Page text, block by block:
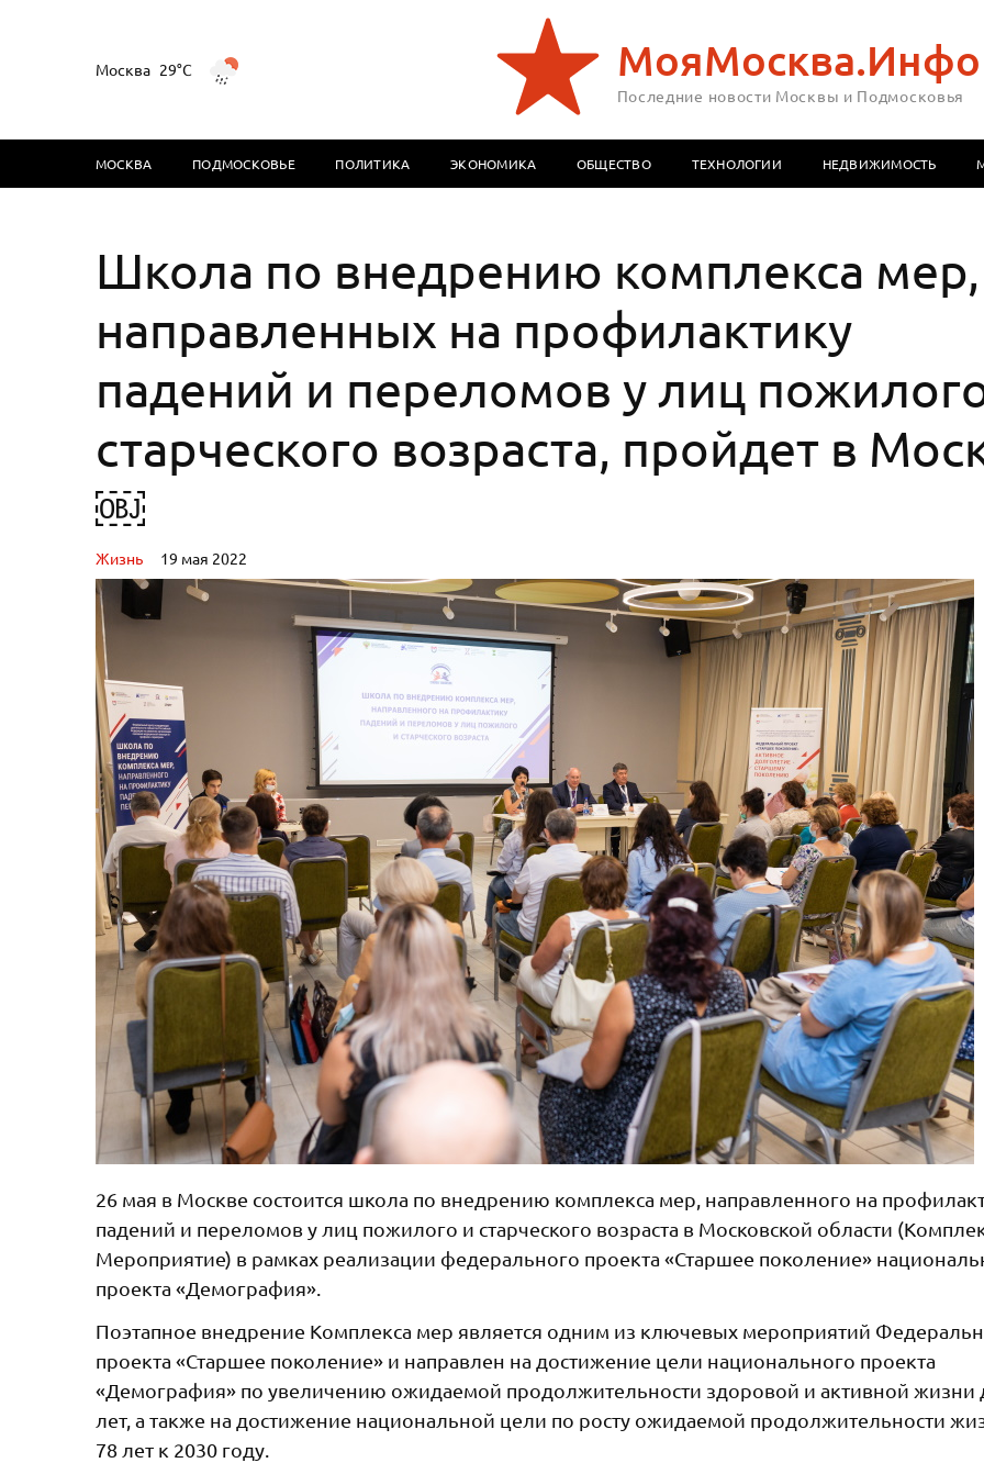
Москва 29°C МояМосква.Инфо
Последние новости Москвы и Подмосковья
МОСКВА ПОДМОСКОВЬЕ ПОЛИТИКА ЭКОНОМИКА ОБЩЕСТВО ТЕХНОЛОГИИ НЕДВИЖИМОСТЬ
Школа по внедрению комплекса мер,
направленных на профилактику
падений и переломов у лиц
старческого возраста, пройдет в
￼
Жизнь 19 мая 2022
26 мая в Москве состоится школа по внедрению комплекса мер, направленного на
падений и переломов у лиц пожилого и старческого возраста в Московской области
Мероприятие) в рамках реализации федерального проекта «Старшее поколение»
проекта «Демография».
Поэтапное внедрение Комплекса мер является одним из ключевых мероприятий
проекта «Старшее поколение» и направлен на достижение цели национального проекта
«Демография» по увеличению ожидаемой продолжительности здоровой и активной жизни
лет, а также на достижение национальной цели по росту ожидаемой продолжительности
78 лет к 2030 году.